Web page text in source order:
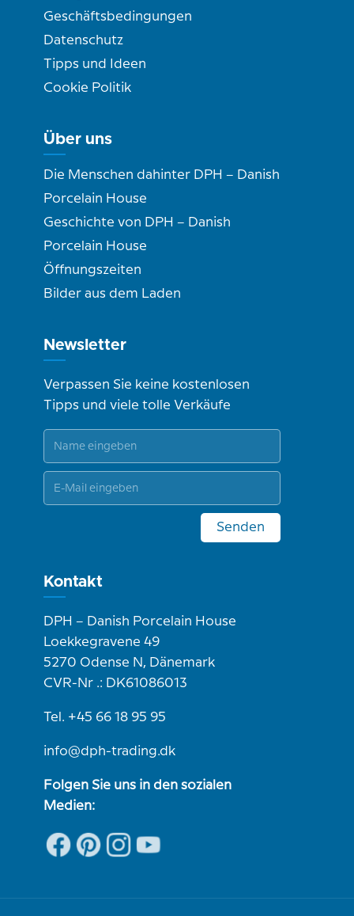
Geschäftsbedingungen
Datenschutz
Tipps und Ideen
Cookie Politik
Über uns
Die Menschen dahinter DPH – Danish
Porcelain House
Geschichte von DPH – Danish
Porcelain House
Öffnungszeiten
Bilder aus dem Laden
Newsletter
Verpassen Sie keine kostenlosen
Tipps und viele tolle Verkäufe
Senden
Kontakt
DPH – Danish Porcelain House
Loekkegravene 49
5270 Odense N, Dänemark
CVR-Nr .: DK61086013
Tel. +45 66 18 95 95
info@dph-trading.dk
Folgen Sie uns in den sozialen
Medien: